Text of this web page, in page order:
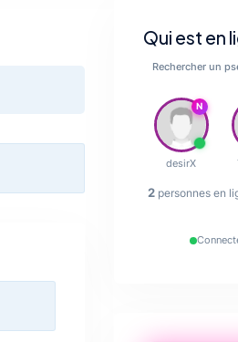
Qui est en
N
desirX
2 personnes en